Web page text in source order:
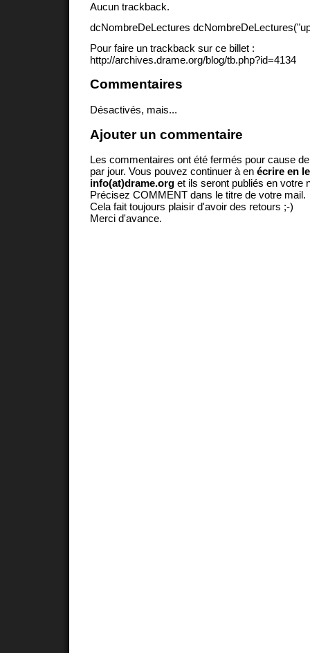
Aucun trackback.
dcNombreDeLectures
Pour faire un trackback sur ce billet :
http://archives.drame.org/blog/tb.php?id=4134
Commentaires
Désactivés, mais...
Ajouter un commentaire
Les commentaires ont été fermés pour cause
par jour. Vous pouvez continuer à en écrire en
info(at)drame.org et ils seront publiés en votre
Précisez COMMENT dans le titre de votre mail.
Cela fait toujours plaisir d'avoir des retours ;-)
Merci d'avance.